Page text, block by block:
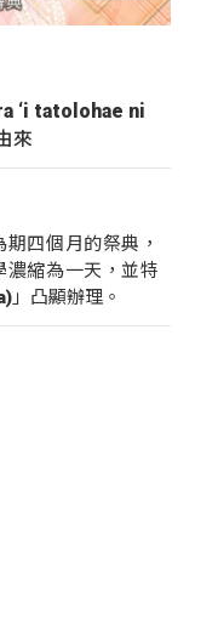
‘i tatolohae ni
來
四個月的祭典，
濃縮為一天，並特
」凸顯辦理。